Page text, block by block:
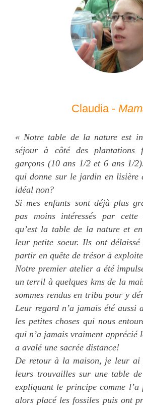
Claudia -
« Notre table de la nature est
séjour à côté des plantations
garçons (10 ans 1/2 et 6 ans 1/
qui donne sur le jardin en lisière
idéal non?
Si mes enfants sont déjà plus
pas moins intéressés par cette
qu’est la table de la nature et
leur petite soeur. Ils ont
partir en quête de trésor à
Notre premier atelier a été
un terril à quelques kms de la
sommes rendus en tribu pour y
Leur regard n’a jamais été aussi
les petites choses qui nous
qui n’a jamais vraiment apprécié
a avalé une sacrée distance!
De retour à la maison, je leur ai
leurs trouvailles sur une table
expliquant le principe comme
alors placé les fossiles puis ont